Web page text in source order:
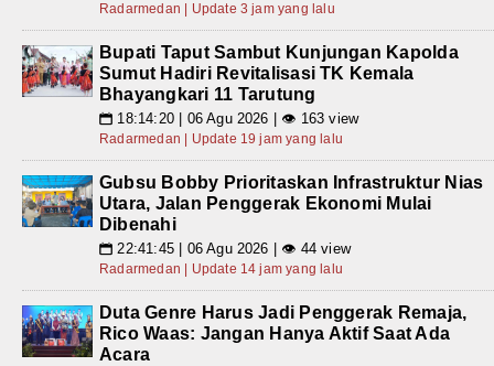
Radarmedan | Update 3 jam yang lalu
Bupati Taput Sambut Kunjungan Kapolda
Sumut Hadiri Revitalisasi TK Kemala
Bhayangkari 11 Tarutung
📅 18:14:20 | 06 Agu 2026 | 👁 163 view
Radarmedan | Update 19 jam yang lalu
Gubsu Bobby Prioritaskan Infrastruktur Nias
Utara, Jalan Penggerak Ekonomi Mulai
Dibenahi
📅 22:41:45 | 06 Agu 2026 | 👁 44 view
Radarmedan | Update 14 jam yang lalu
Duta Genre Harus Jadi Penggerak Remaja,
Rico Waas: Jangan Hanya Aktif Saat Ada
Acara